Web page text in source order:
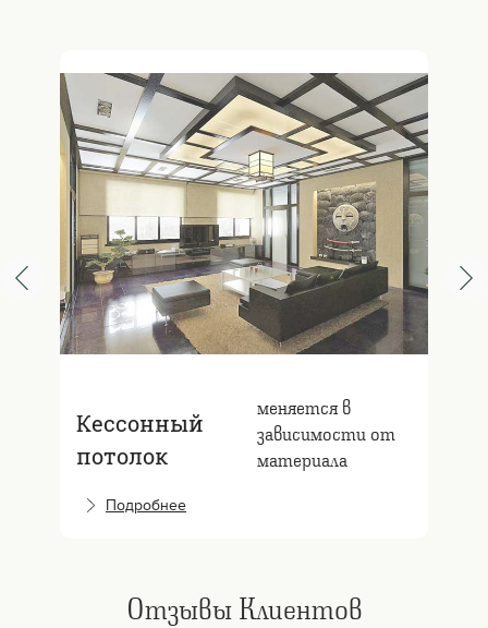
Кессонный
потолок
меняется в
зависимости от
материала
Подробнее
Отзывы Клиентов